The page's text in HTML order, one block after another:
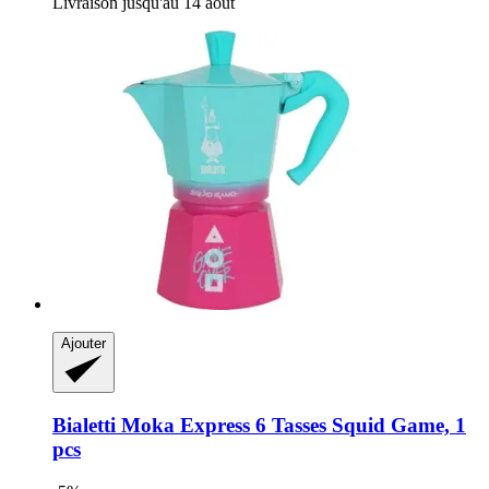
Ajouter
Bialetti Moka Express 6 Tasses Squid Game, 1
pcs